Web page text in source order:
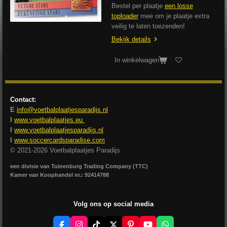
Bestel per plaatje een losse
toploadermee om je plaatje extra
veilig te laten toezenden!
Bekijk details
In winkelwagen
Contact:
E info@voetbalplaatjesparadijs.nl
www.voetbalplaatjes.eu
www.voetbalplaatjesparadijs.nl
www.soccercardsparadise.com
© 2021-2026 Voetbalplaatjes Paradijs
een divisie van Tuinenburg Trading Company (TTC)
Kamer van Koophandel nr.: 92414788
Volg ons op social media